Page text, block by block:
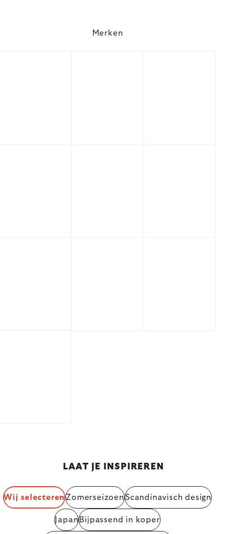
Merken
LAAT JE INSPIREREN
Wij selecterenZomerseizoenScandinavisch design
JapanBijpassend in koper